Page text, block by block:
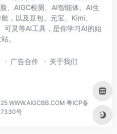
、AIGC检测、AI智能体、AI生
，以及豆包、元宝、Kimi、
可灵等AI工具，是你学习AI的始
。
广告合作 关于我们
WWW.AIGCBB.COM 粤ICP备
号